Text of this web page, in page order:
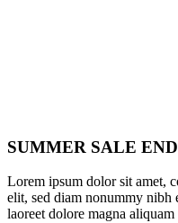
SUMMER SALE
Lorem ipsum dolor sit amet,
elit, sed diam nonummy nibh
laoreet dolore magna